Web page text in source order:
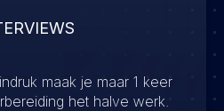
maak je maar 1 keer
het halve werk.